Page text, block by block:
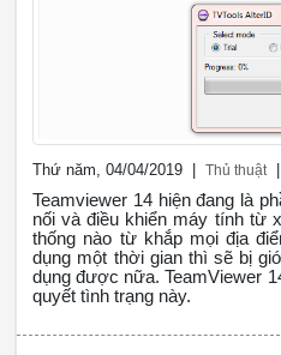
Thứ năm, 04/04/2019 |Thủ thuật
Teamviewer 14 hiện đang là
nối và điều khiển máy tính từ
thống nào từ khắp mọi địa
dụng một thời gian thì sẽ bị
dụng được nữa. TeamViewer
quyết tình trạng này.